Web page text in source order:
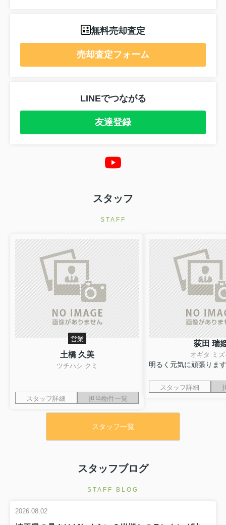
無料売却査定
売却査定フォーム
LINEでつながる
友達登録
スタッフ
STAFF
営業
土橋 久美
ツチハシ クミ
スタッフ詳細 担当物件一覧
荻田 瑞
オギタ ミズ
明るく元気に頑張りま
スタッフ詳細
スタッフ一覧
スタッフブログ
STAFF BLOG
2026.08.02